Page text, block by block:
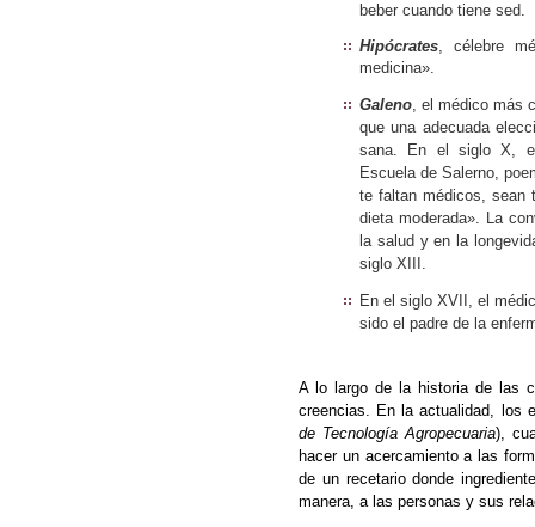
beber cuando tiene sed.
Hipócrates, célebre
medicina».
Galeno, el médico más
que una adecuada
sana. En el siglo X, el
Escuela de Salerno,
te faltan médicos, sean
dieta moderada». La
la salud y en la
siglo XIII.
En el siglo XVII, el
sido el padre de la
A lo largo de la historia de las
creencias. En la actualidad, los
de Tecnología Agropecuaria),
hacer un acercamiento a las
de un recetario donde
manera, a las personas y sus